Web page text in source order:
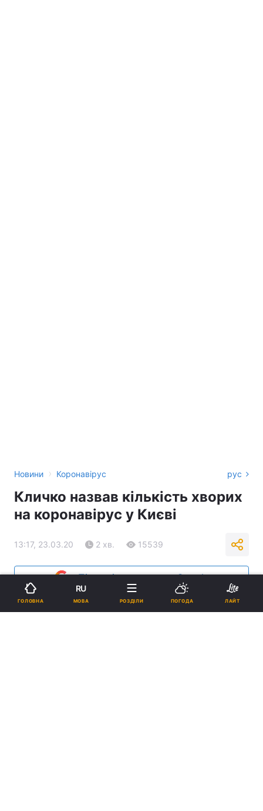
Новини › Коронавірус рус
Кличко назвав кількість хворих
на коронавірус у Києві
13:17, 23.03.20 2 хв. 15539
Підпишіться на нас в Google
ГОЛОВНА
RU
МОВА РОЗДІЛИ ПОГОДА ЛАЙТ